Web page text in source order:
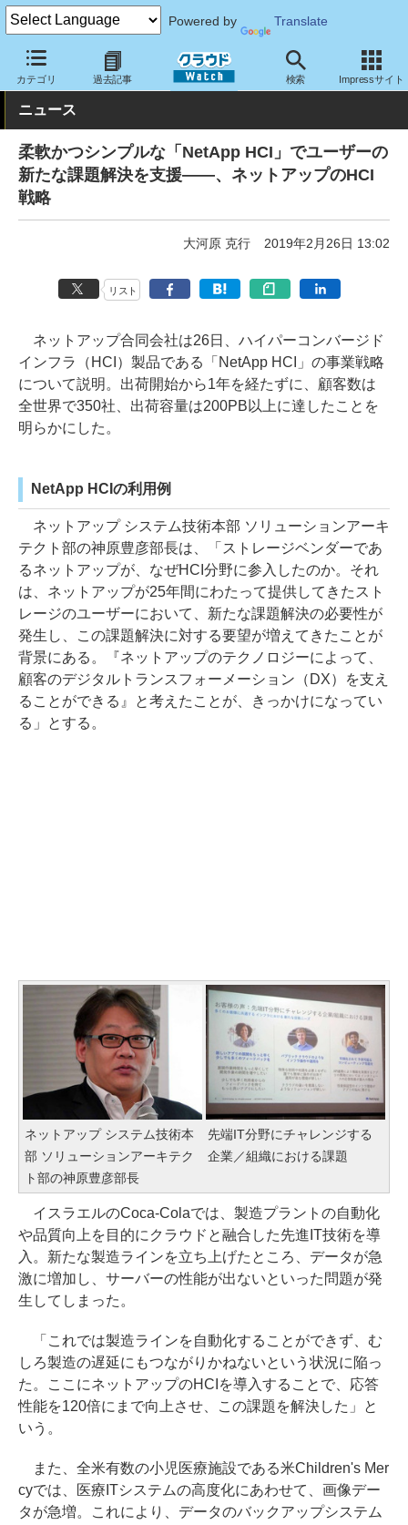
Powered by Translate
カテゴリ 過去記事 検索 Impressサイト
クラウド Watch ハード・インフラ 垂直統合型
ニュース
柔軟かつシンプルな「NetApp HCI」でユーザーの
新たな課題解決を支援――、ネットアップのHCI
戦略
大河原 克行 2019年2月26日 13:02
リスト
ネットアップ合同会社は26日、ハイパーコンバージド
インフラ（HCI）製品である「NetApp HCI」の事業戦略
について説明。出荷開始から1年を経たずに、顧客数は
全世界で350社、出荷容量は200PB以上に達したことを
明らかにした。
NetApp HCIの利用例
ネットアップ システム技術本部 ソリューションアーキ
テクト部の神原豊彦部長は、「ストレージベンダーであ
るネットアップが、なぜHCI分野に参入したのか。それ
は、ネットアップが25年間にわたって提供してきたスト
レージのユーザーにおいて、新たな課題解決の必要性が
発生し、この課題解決に対する要望が増えてきたことが
背景にある。『ネットアップのテクノロジーによって、
顧客のデジタルトランスフォーメーション（DX）を支え
ることができる』と考えたことが、きっかけになってい
る」とする。
ネットアップ システム技術本
部 ソリューションアーキテク
ト部の神原豊彦部長
先端IT分野にチャレンジする
企業／組織における課題
イスラエルのCoca-Colaでは、製造プラントの自動化
や品質向上を目的にクラウドと融合した先進IT技術を導
入。新たな製造ラインを立ち上げたところ、データが急
激に増加し、サーバーの性能が出ないといった問題が発
生してしまった。
「これでは製造ラインを自動化することができず、む
しろ製造の遅延にもつながりかねないという状況に陥っ
た。ここにネットアップのHCIを導入することで、応答
性能を120倍にまで向上させ、この課題を解決した」と
いう。
また、全米有数の小児医療施設である米Children's Mer
cyでは、医療ITシステムの高度化にあわせて、画像デー
タが急増。これにより、データのバックアップシステム